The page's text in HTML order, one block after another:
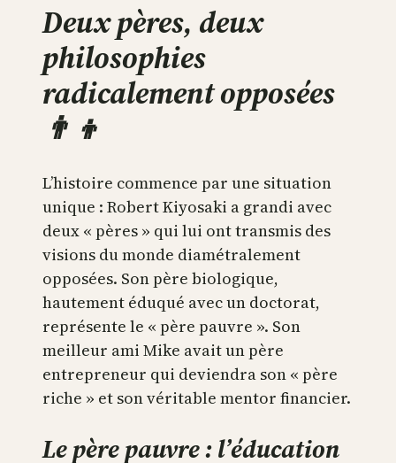
Deux pères, deux
philosophies
radicalement opposées
👨‍👦
L’histoire commence par une situation
unique : Robert Kiyosaki a grandi avec
deux « pères » qui lui ont transmis des
visions du monde diamétralement
opposées. Son père biologique,
hautement éduqué avec un doctorat,
représente le « père pauvre ». Son
meilleur ami Mike avait un père
entrepreneur qui deviendra son « père
riche » et son véritable mentor financier.
Le père pauvre : l’éducation